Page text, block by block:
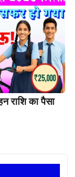
राशि का पैसा